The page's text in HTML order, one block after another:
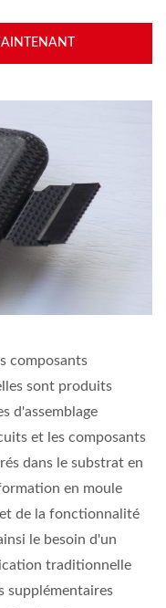
composants
sont produits
d'assemblage
et les composants
dans le substrat en
en moule
de la fonctionnalité
le besoin d'un
traditionnelle
supplémentaires